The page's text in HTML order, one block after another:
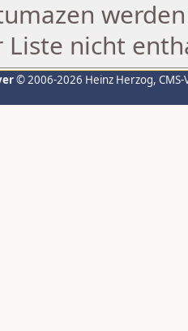
Liste nicht
© 2006-2026 Heinz Herzog,